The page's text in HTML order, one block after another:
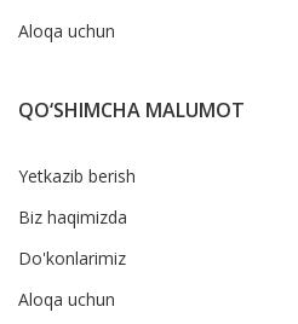
Aloqa uchun
QO‘SHIMCHA MALUMOT
Yetkazib berish
Biz haqimizda
Do'konlarimiz
Aloqa uchun